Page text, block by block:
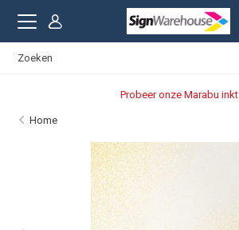
Probeer onze Marabu inkt
Home